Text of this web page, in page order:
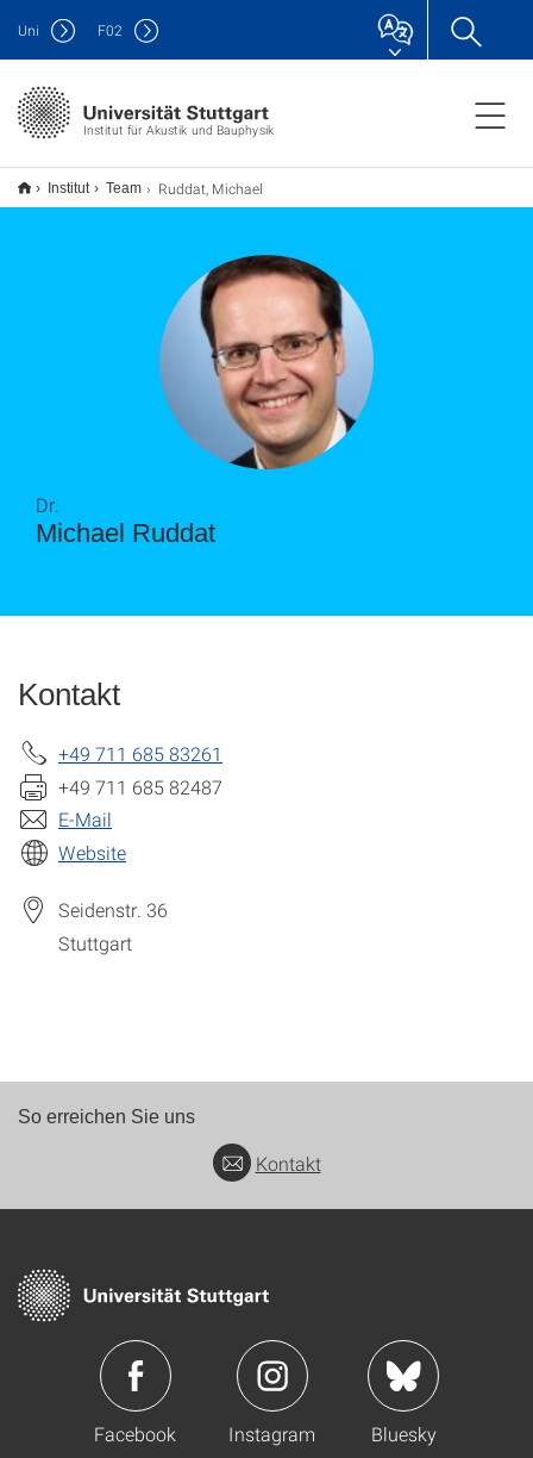
Institut für Akustik und Bauphysik
Uni F02
Institut Team Ruddat, Michael
Michael Ruddat
Dr.
Kontakt
+49 711 685 83261
+49 711 685 82487
E-Mail
Website
Seidenstr. 36
Stuttgart
So erreichen Sie uns
Kontakt
Facebook Instagram Bluesky